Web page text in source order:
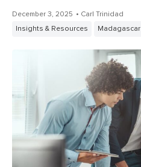
December 3, 2025 • Carl Trinidad
Insights & Resources
Madagascar